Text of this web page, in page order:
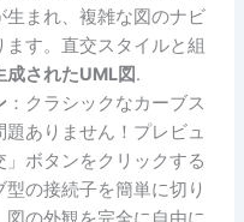
まれ、複雑な図のナビ
す。直交スタイルと組
成されたUML図.
：クラシックなカーブス
ありません！プレビュ
ボタンをクリックする
の接続子を簡単に切り